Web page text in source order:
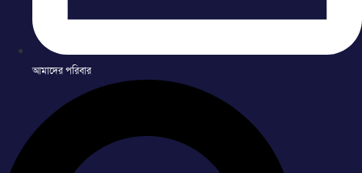
আমাদের পরিবার